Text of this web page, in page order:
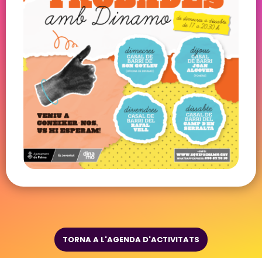
TORNA A L'AGENDA D'ACTIVITATS